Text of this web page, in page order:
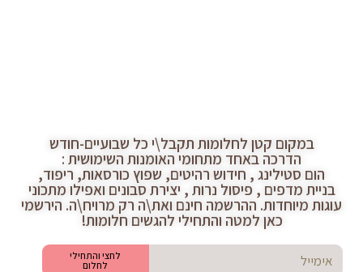
במקום קטן לחלומות תקבל\י כל שבועיים-חודש
הדרכה באחד מתחומי האומנות השימושית :
הום סטילינג , חידוש רהיטים, שפוץ כורסאות, ריפוד,
בניית מדפים , פיסול נרות , יצירת סבונים ואפילו מתכוני
עוגות מיוחדות. ההרשמה חינם ואת\ה רק מרויח\ה. הירשמי
כאן למטה והתחילי להגשים חלומות!
לחצי והתחילי
לחלום